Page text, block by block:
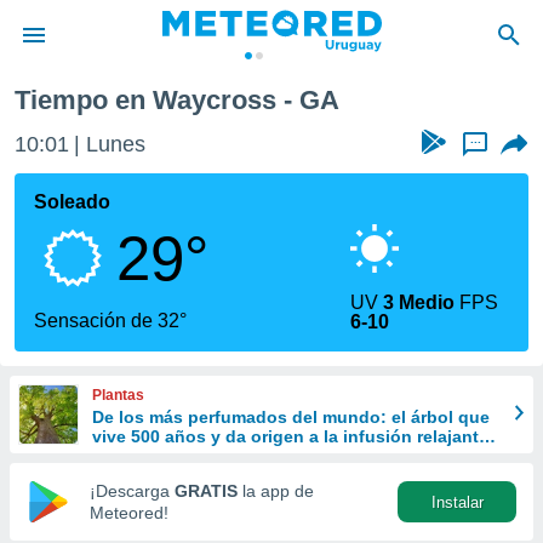
de
ha
calidad.
a este
las
y
forma
digital
basada
Tiempo en Waycross - GA
10:01 Lunes ...
Soleado
29°
Sensación de 32°
UV3 Medio FPS
6-10
Plantas
De los más perfumados del mundo: el árbol que
vive 500 años y da origen a la infusión relajante
¡Descarga GRATIS la app de
Meteored!
Instalar